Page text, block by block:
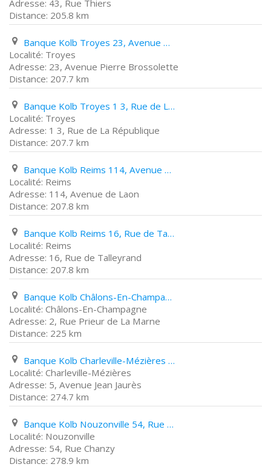
43, Rue Thiers
205.8 km
Banque Kolb Troyes 23, Avenue Pierre Brossolette
Troyes
23, Avenue Pierre Brossolette
207.7 km
Banque Kolb Troyes 1 3, Rue de La République
Troyes
1 3, Rue de La République
207.7 km
Banque Kolb Reims 114, Avenue de Laon
Reims
114, Avenue de Laon
207.8 km
Banque Kolb Reims 16, Rue de Talleyrand
Reims
16, Rue de Talleyrand
207.8 km
Banque Kolb Châlons-En-Champagne 2, Rue Prieur de La Marne
Châlons-En-Champagne
2, Rue Prieur de La Marne
225 km
Banque Kolb Charleville-Mézières 5, Avenue Jean Jaurès
Charleville-Mézières
5, Avenue Jean Jaurès
274.7 km
Banque Kolb Nouzonville 54, Rue Chanzy
Nouzonville
54, Rue Chanzy
278.9 km